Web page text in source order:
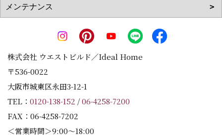
株式会社 ウエストビルド／Ideal Home
〒536-0022
大阪市城東区永田3-12-1
TEL： 0120-138-152 /06-4258-7200
FAX：06-4258-7202
＜営業時間＞9:00～18:00